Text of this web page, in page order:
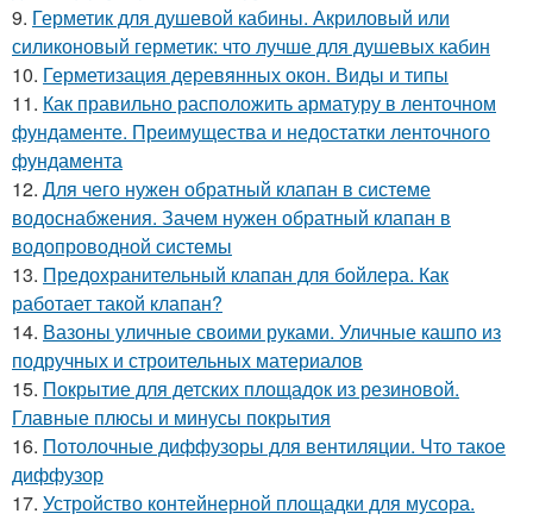
9. Герметик для душевой кабины. Акриловый или
силиконовый герметик: что лучше для душевых кабин
10. Герметизация деревянных окон. Виды и типы
11. Как правильно расположить арматуру в ленточном
фундаменте. Преимущества и недостатки ленточного
фундамента
12. Для чего нужен обратный клапан в системе
водоснабжения. Зачем нужен обратный клапан в
водопроводной системы
13. Предохранительный клапан для бойлера. Как
работает такой клапан?
14. Вазоны уличные своими руками. Уличные кашпо из
подручных и строительных материалов
15. Покрытие для детских площадок из резиновой.
Главные плюсы и минусы покрытия
16. Потолочные диффузоры для вентиляции. Что такое
диффузор
17. Устройство контейнерной площадки для мусора.